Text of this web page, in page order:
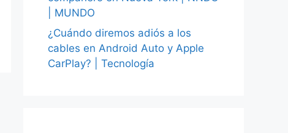
| MUNDO
¿Cuándo diremos adiós a los
cables en Android Auto y Apple
CarPlay? | Tecnología